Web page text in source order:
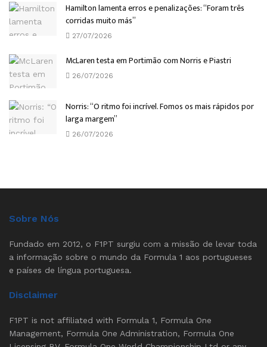
Hamilton lamenta erros e penalizações: “Foram três
corridas muito más”
27/07/2026
McLaren testa em Portimão com Norris e Piastri
26/07/2026
Norris: “O ritmo foi incrível. Fomos os mais rápidos por
larga margem”
26/07/2026
Sobre Nós
Fundado em 2012, o F1PT surgiu com a missão de levar toda
a informação sobre o mundo da Formula 1 aos portugueses
e países de língua portuguesa.
Disclaimer
F1PT is not affiliated with Formula 1, Formula One
Management, Formula One Administration, Formula One